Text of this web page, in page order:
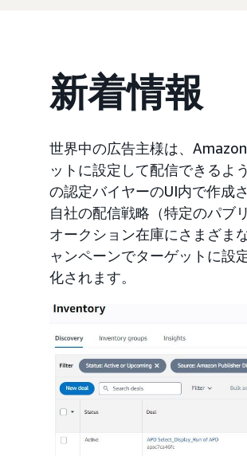
新着情報
世界中の広告主様は、
ットに設定して配信できるよ
の認定バイヤーのUI内で作成
自社の配信戦略（特定のパブ
オークション在庫にさまざま
ャンペーンでターゲットに設
化されます。